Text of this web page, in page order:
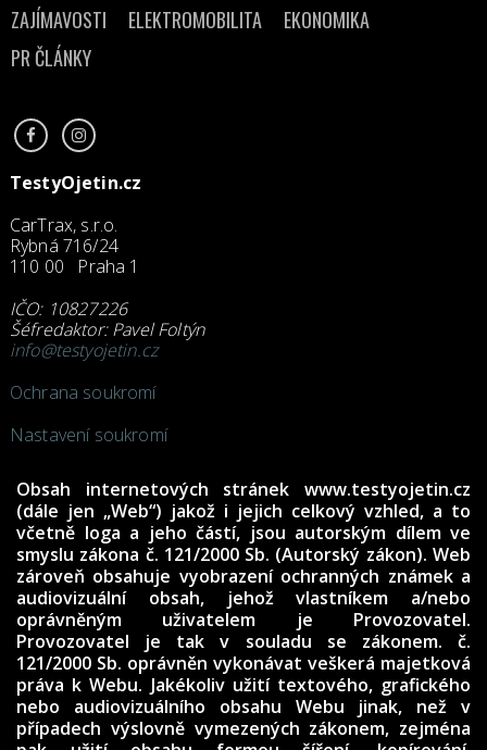
ZAJÍMAVOSTI
ELEKTROMOBILITA
EKONOMIKA
PR ČLÁNKY
TestyOjetin.cz
CarTrax, s.r.o.
Rybná 716/24
110 00 Praha 1
IČO: 10827226
Šéfredaktor: Pavel Foltýn
info@testyojetin.cz
Ochrana soukromí
Nastavení soukromí
Obsah internetových stránek www.testyojetin.cz
(dále jen „Web“) jakož i jejich celkový vzhled, a to
včetně loga a jeho částí, jsou autorským dílem ve
smyslu zákona č. 121/2000 Sb. (Autorský zákon). Web
zároveň obsahuje vyobrazení ochranných známek a
audiovizuální obsah, jehož vlastníkem a/nebo
oprávněným uživatelem je Provozovatel.
Provozovatel je tak v souladu se zákonem. č.
121/2000 Sb. oprávněn vykonávat veškerá majetková
práva k Webu. Jakékoliv užití textového, grafického
nebo audiovizuálního obsahu Webu jinak, než v
případech výslovně vymezených zákonem, zejména